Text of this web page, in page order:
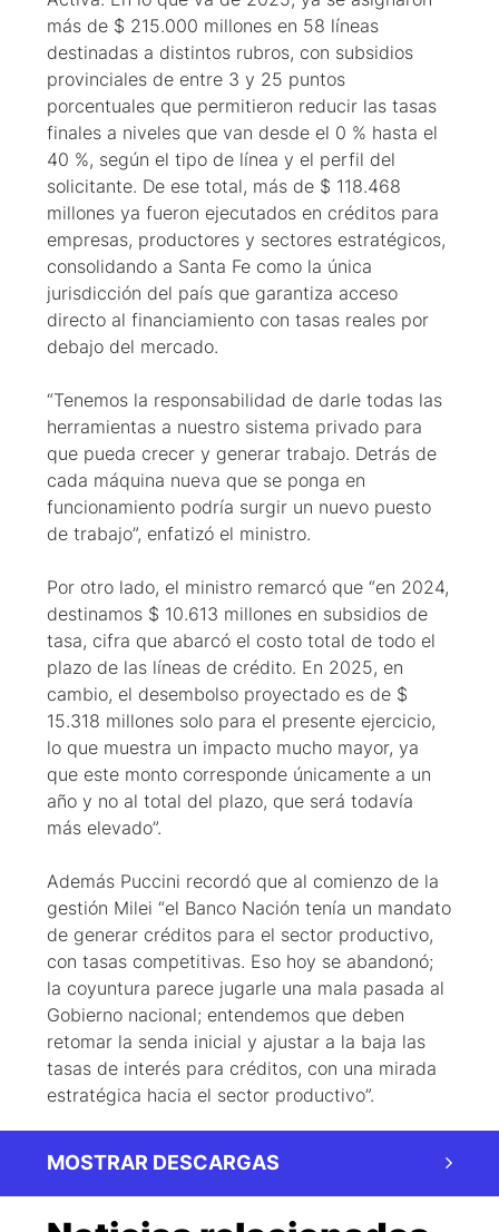
más de $ 215.000 millones en 58 líneas
destinadas a distintos rubros, con subsidios
provinciales de entre 3 y 25 puntos
porcentuales que permitieron reducir las tasas
finales a niveles que van desde el 0 % hasta el
40 %, según el tipo de línea y el perfil del
solicitante. De ese total, más de $ 118.468
millones ya fueron ejecutados en créditos para
empresas, productores y sectores estratégicos,
consolidando a Santa Fe como la única
jurisdicción del país que garantiza acceso
directo al financiamiento con tasas reales por
debajo del mercado.
“Tenemos la responsabilidad de darle todas las
herramientas a nuestro sistema privado para
que pueda crecer y generar trabajo. Detrás de
cada máquina nueva que se ponga en
funcionamiento podría surgir un nuevo puesto
de trabajo”, enfatizó el ministro.
Por otro lado, el ministro remarcó que “en 2024,
destinamos $ 10.613 millones en subsidios de
tasa, cifra que abarcó el costo total de todo el
plazo de las líneas de crédito. En 2025, en
cambio, el desembolso proyectado es de $
15.318 millones solo para el presente ejercicio,
lo que muestra un impacto mucho mayor, ya
que este monto corresponde únicamente a un
año y no al total del plazo, que será todavía
más elevado”.
Además Puccini recordó que al comienzo de la
gestión Milei “el Banco Nación tenía un mandato
de generar créditos para el sector productivo,
con tasas competitivas. Eso hoy se abandonó;
la coyuntura parece jugarle una mala pasada al
Gobierno nacional; entendemos que deben
retomar la senda inicial y ajustar a la baja las
tasas de interés para créditos, con una mirada
estratégica hacia el sector productivo”.
MOSTRAR DESCARGAS